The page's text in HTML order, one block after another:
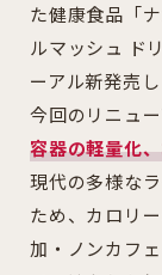
た健康食品「
ルマッシュ ド
ーアル新発売し
今回のリニュー
容器の軽量化
現代の多様な
ため、カロリ
加・ノンカフ